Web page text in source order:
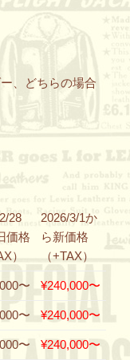
、どちらの場合
28
価格
）
2026/3/1か
ら新価格
（+TAX）
〜 ¥240,000〜
〜 ¥240,000〜
〜 ¥240,000〜